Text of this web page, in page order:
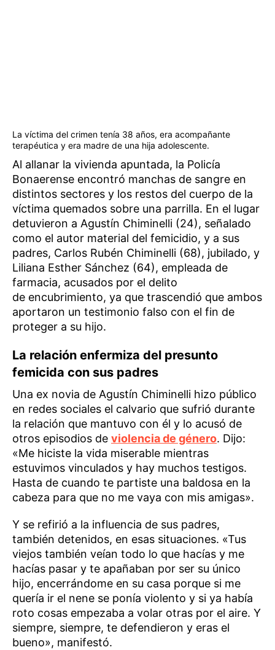
La víctima del crimen tenía 38 años, era acompañante
terapéutica y era madre de una hija adolescente.
Al allanar la vivienda apuntada, la Policía
Bonaerense encontró manchas de sangre en
distintos sectores y los restos del cuerpo de la
víctima quemados sobre una parrilla. En el lugar
detuvieron a Agustín Chiminelli (24), señalado
como el autor material del femicidio, y a sus
padres, Carlos Rubén Chiminelli (68), jubilado, y
Liliana Esther Sánchez (64), empleada de
farmacia, acusados por el delito
de encubrimiento, ya que trascendió que ambos
aportaron un testimonio falso con el fin de
proteger a su hijo.
La relación enfermiza del presunto
femicida con sus padres
Una ex novia de Agustín Chiminelli hizo público
en redes sociales el calvario que sufrió durante
la relación que mantuvo con él y lo acusó de
otros episodios de violencia de género. Dijo:
«Me hiciste la vida miserable mientras
estuvimos vinculados y hay muchos testigos.
Hasta de cuando te partiste una baldosa en la
cabeza para que no me vaya con mis amigas».
Y se refirió a la influencia de sus padres,
también detenidos, en esas situaciones. «Tus
viejos también veían todo lo que hacías y me
hacías pasar y te apañaban por ser su único
hijo, encerrándome en su casa porque si me
quería ir el nene se ponía violento y si ya había
roto cosas empezaba a volar otras por el aire. Y
siempre, siempre, te defendieron y eras el
bueno», manifestó.